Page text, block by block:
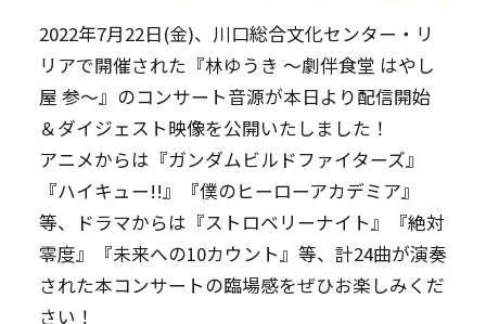
2022年7月22日(金)、川口総合文化センター・リ
リアで開催された『林ゆうき ～劇伴食堂 はやし
屋 参～』のコンサート音源が本日より配信開始
＆ダイジェスト映像を公開いたしました！
アニメからは『ガンダムビルドファイターズ』
『ハイキュー!!』『僕のヒーローアカデミア』
等、ドラマからは『ストロベリーナイト』『絶対
零度』『未来への10カウント』等、計24曲が演奏
された本コンサートの臨場感をぜひお楽しみくだ
さい！